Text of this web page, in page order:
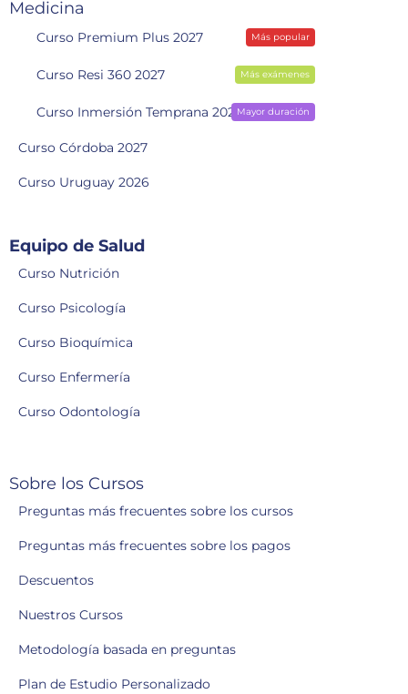
Medicina
Curso Premium Plus 2027 Más popular
Curso Resi 360 2027 Más exámenes
Curso Inmersión Temprana 2028Mayor duración
Curso Córdoba 2027
Curso Uruguay 2026
Equipo de Salud
Curso Nutrición
Curso Psicología
Curso Bioquímica
Curso Enfermería
Curso Odontología
Sobre los Cursos
Preguntas más frecuentes sobre los cursos
Preguntas más frecuentes sobre los pagos
Descuentos
Nuestros Cursos
Metodología basada en preguntas
Plan de Estudio Personalizado